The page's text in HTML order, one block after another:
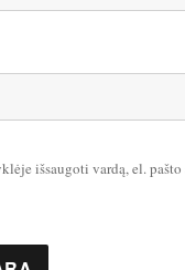
išsaugoti vardą, el.